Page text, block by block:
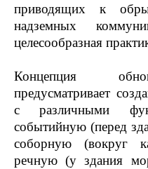
приводящих к
надземных
целесообразная
Концепция
предусматривает
с различными
событийную (перед
соборную (вокруг
речную (у здания